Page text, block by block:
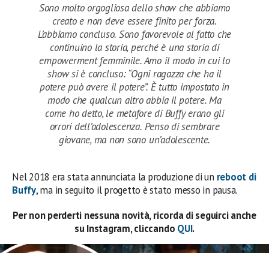
Sono molto orgogliosa dello show che abbiamo
creato e non deve essere finito per forza.
L’abbiamo concluso. Sono favorevole al fatto che
continuino la storia, perché è una storia di
empowerment femminile. Amo il modo in cui lo
show si è concluso: “Ogni ragazza che ha il
potere può avere il potere”. È tutto impostato in
modo che qualcun altro abbia il potere. Ma
come ho detto, le metafore di Buffy erano gli
orrori dell’adolescenza. Penso di sembrare
giovane, ma non sono un’adolescente.
Nel 2018 era stata annunciata la produzione di un reboot di
Buffy, ma in seguito il progetto è stato messo in pausa.
Per non perderti nessuna novità, ricorda di seguirci anche
su Instagram, cliccando QUI.